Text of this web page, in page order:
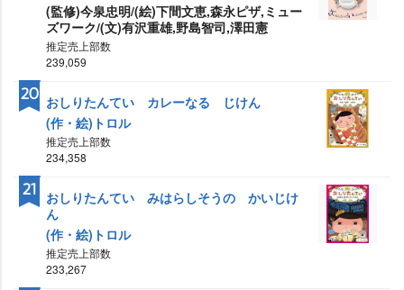
(監修)今泉忠明/(絵)下間文恵,森永ピザ,ミュー
ズワーク/(文)有沢重雄,野島智司,澤田憲
推定売上部数
239,059
おしりたんてい カレーなる じけん
(作・絵)トロル
推定売上部数
234,358
20
おしりたんてい みはらしそうの かいじけ
ん
(作・絵)トロル
推定売上部数
233,267
21